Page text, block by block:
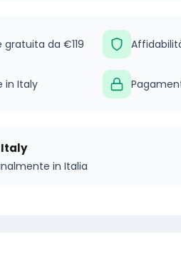
gratuita da €119
in Italy
Italy
in Italia